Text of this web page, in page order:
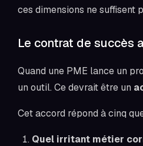
ces dimensions ne suffisent
Le contrat de succès
Quand une PME lance un
un outil. Ce devrait être un
Cet accord répond à cinq
Quel irritant métier